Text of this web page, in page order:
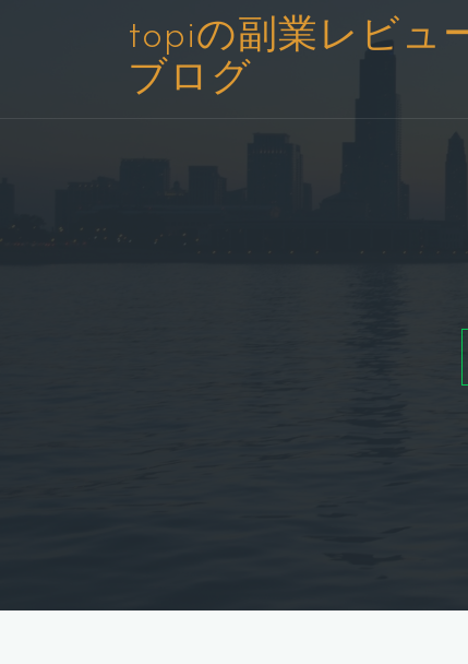
topiの副業レビュ
ブログ